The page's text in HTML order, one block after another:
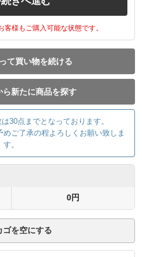
様もご購入可能な状態です。
て買い物を続ける
ら新たに商品を探す
30点までとなっております。
ご了承の程よろしくお願い致しま
す。
0円
ゴを空にする